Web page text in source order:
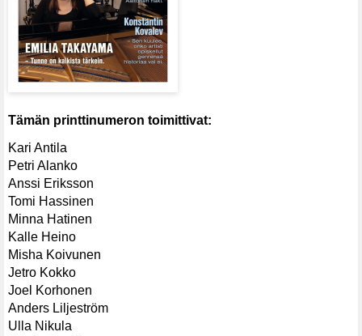
Tämän printtinumeron toimittivat:
Kari Antila
Petri Alanko
Anssi Eriksson
Tomi Hassinen
Minna Hatinen
Kalle Heino
Misha Koivunen
Jetro Kokko
Joel Korhonen
Anders Liljeström
Ulla Nikula